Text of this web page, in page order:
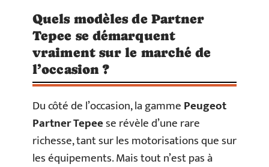
Quels modèles de Partner
Tepee se démarquent
vraiment sur le marché de
l’occasion ?
Du côté de l’occasion, la gammePeugeot
Partner Tepeese révèle d’une rare
richesse, tant sur les motorisations que sur
les équipements. Mais tout n’est pas à